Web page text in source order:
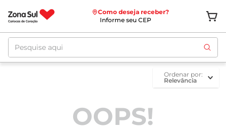
Como deseja receber?
Informe seu CEP
Pesquise aqui
ordenar por
Relevância
OOPS!